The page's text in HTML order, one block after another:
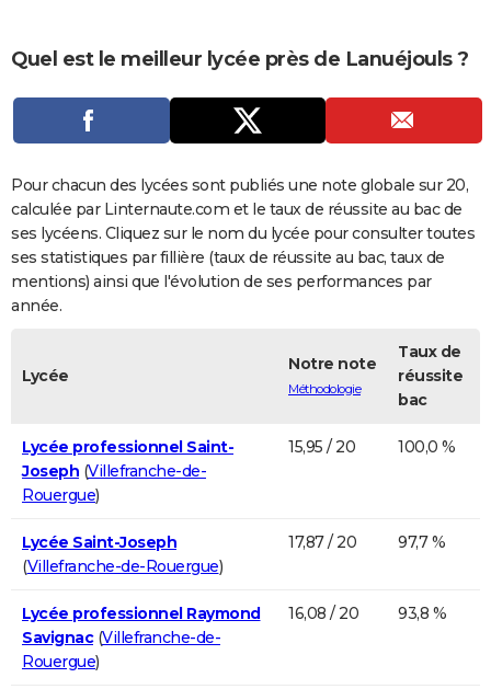
Dictionnaire
Biographies
Expressions
Proverbes
PROGRAMME TV
COPAINS D'AVANT
S'inscrire
Se connecter
Lycées
Collèges
Primaires
Universités
Entreprises
Service militaire
Avis de recherche
AVIS DE DÉCÈS
FORUM
Bricolage
Lifestyle
Culture
Sport
Auto
Television
Voyage
Cinema
Quel est le meilleur lycée près de Lanuéjouls ?
Pour chacun des lycées sont publiés une note globale sur 20,
calculée par Linternaute.com et le taux de réussite au bac de
ses lycéens. Cliquez sur le nom du lycée pour consulter toutes
ses statistiques par fillière (taux de réussite au bac, taux de
mentions) ainsi que l'évolution de ses performances par
année.
Lycée
Notre note
Méthodologie
Taux de
réussite
bac
Lycée professionnel Saint-
Joseph (Villefranche-de-
Rouergue)
15,95 / 20 100,0 %
Lycée Saint-Joseph
(Villefranche-de-Rouergue)
17,87 / 20 97,7 %
Lycée professionnel Raymond
Savignac(Villefranche-de-
Rouergue)
16,08 / 20 93,8 %